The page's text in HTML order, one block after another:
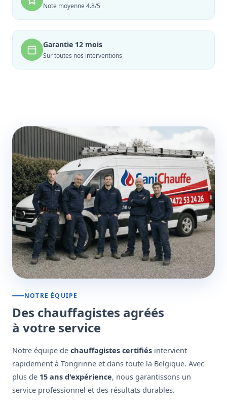
Note moyenne 4.8/5
Garantie 12 mois
Sur toutes nos interventions
NOTRE ÉQUIPE
Des chauffagistes agréés
à votre service
Notre équipe de chauffagistes certifiés intervient
rapidement à Tongrinne et dans toute la Belgique. Avec
plus de 15 ans d'expérience, nous garantissons un
service professionnel et des résultats durables.